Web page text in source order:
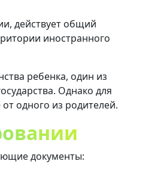
действует общий
иностранного
ребенка, один из
Однако для
одного из родителей.
документы: